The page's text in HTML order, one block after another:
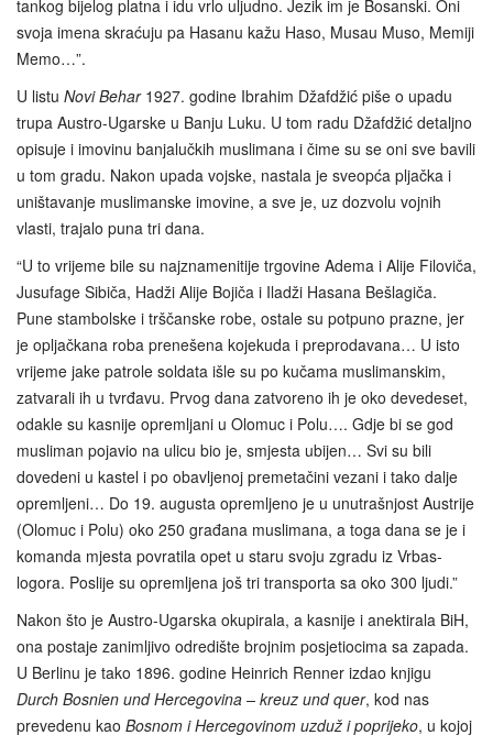
tankog bijelog platna i idu vrlo uljudno. Jezik im je Bosanski. Oni
svoja imena skraćuju pa Hasanu kažu Haso, Musau Muso, Memiji
Memo…”.
U listu Novi Behar1927. godine Ibrahim Džafdžić piše o upadu
trupa Austro-Ugarske u Banju Luku. U tom radu Džafdžić detaljno
opisuje i imovinu banjalučkih muslimana i čime su se oni sve bavili
u tom gradu. Nakon upada vojske, nastala je sveopća pljačka i
uništavanje muslimanske imovine, a sve je, uz dozvolu vojnih
vlasti, trajalo puna tri dana.
“U to vrijeme bile su najznamenitije trgovine Adema i Alije Filoviča,
Jusufage Sibiča, Hadži Alije Bojiča i Iladži Hasana Bešlagiča.
Pune stambolske i trščanske robe, ostale su potpuno prazne, jer
je opljačkana roba prenešena kojekuda i preprodavana… U isto
vrijeme jake patrole soldata išle su po kučama muslimanskim,
zatvarali ih u tvrđavu. Prvog dana zatvoreno ih je oko devedeset,
odakle su kasnije opremljani u Olomuc i Polu…. Gdje bi se god
musliman pojavio na ulicu bio je, smjesta ubijen… Svi su bili
dovedeni u kastel i po obavljenoj premetačini vezani i tako dalje
opremljeni… Do 19. augusta opremljeno je u unutrašnjost Austrije
(Olomuc i Polu) oko 250 građana muslimana, a toga dana se je i
komanda mjesta povratila opet u staru svoju zgradu iz Vrbas-
logora. Poslije su opremljena još tri transporta sa oko 300 ljudi.”
Nakon što je Austro-Ugarska okupirala, a kasnije i anektirala BiH,
ona postaje zanimljivo odredište brojnim posjetiocima sa zapada.
U Berlinu je tako 1896. godine Heinrich Renner izdao knjigu
Durch Bosnien und Hercegovina – kreuz und quer, kod nas
prevedenu kao Bosnom i Hercegovinom uzduž i poprijeko, u kojoj